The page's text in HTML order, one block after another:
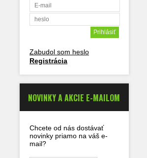
Zabudol som heslo
Registrácia
NOVINKY A AKCIE E-MAILOM
Chcete od nás dostávať
novinky priamo na váš e-
mail?